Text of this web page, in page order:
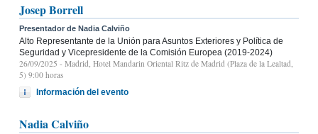
Josep Borrell
Presentador de Nadia Calviño
Alto Representante de la Unión para Asuntos Exteriores y Política de
Seguridad y Vicepresidente de la Comisión Europea (2019-2024)
26/09/2025 - Madrid, Hotel Mandarin Oriental Ritz de Madrid (Plaza de la Lealtad,
5) 9:00 horas
Información del evento
Nadia Calviño